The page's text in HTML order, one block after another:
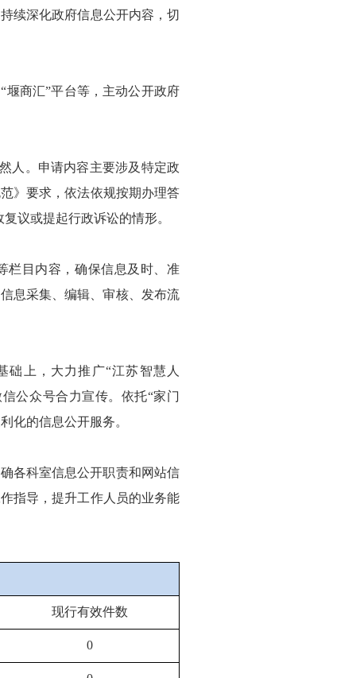
续深化政府信息公开内容，切
堰商汇”平台等，主动公开政府
人。申请内容主要涉及特定政
》要求，依法依规按期办理答
议或提起行政诉讼的情形。
栏目内容，确保信息及时、准
息采集、编辑、审核、发布流
上，大力推广“江苏智慧人
公众号合力宣传。依托“家门
化的信息公开服务。
各科室信息公开职责和网站信
指导，提升工作人员的业务能
现行有效件数
0